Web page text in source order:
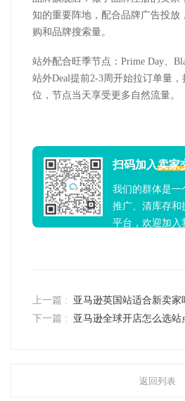
知的重要阵地，配合品牌广告投放
购和品牌搜索量。
站外配合旺季节点： Prime Day
站外Deal提前2-3 周开始拉订单量
位，节点当天享受更多自然流量。
扫码加入卖家
我们的群体是一
推广、清库存和
平台，欢迎加入
上一篇 :
亚马逊英国站适合新卖家
下一篇 :
亚马逊全球开店怎么选站
返回列表